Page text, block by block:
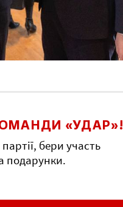
«УДАР»!
бери участь
подарунки.